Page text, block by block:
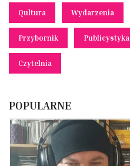
Qultura Wydarzenia
Przybornik Publicystyka
Czytelnia
POPULARNE